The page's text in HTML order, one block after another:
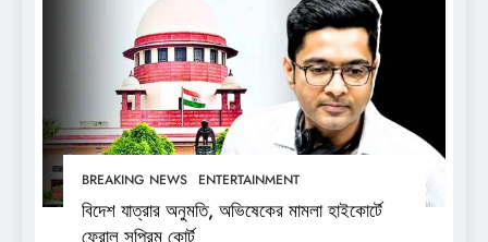
BREAKING NEWS ENTERTAINMENT
বিদেশ যাত্রার অনুমতি, অভিষেকের মামলা হাইকোর্টে
ফেরাল সুপ্রিম কোর্ট